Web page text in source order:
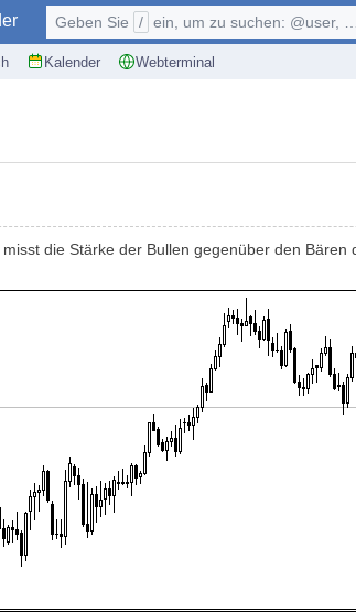
Kalender Webterminal
Geben Sie / ein, um zu suchen: @user, $symbol, ...
die Stärke der Bullen gegenüber den